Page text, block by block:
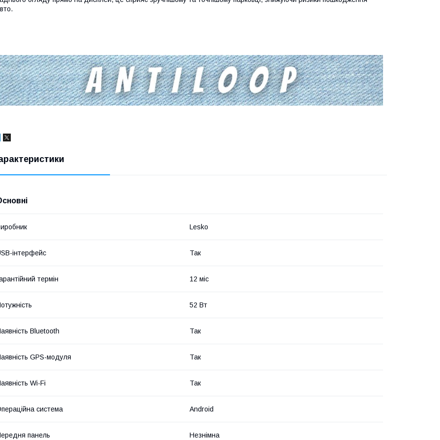
Lesko
інтерфейс Так
термін 12 міс
52 Вт
Bluetooth Так
GPS-модуля Так
Wi-Fi Так
система Android
панель Незнімна